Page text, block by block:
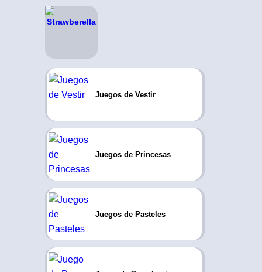
Juegos de Vestir
Juegos de Princesas
Juegos de Pasteles